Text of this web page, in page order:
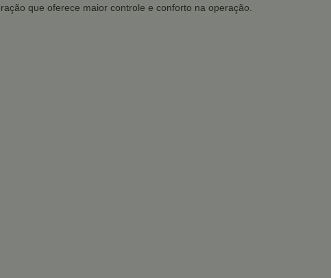
que oferece maior controle e conforto na operação.